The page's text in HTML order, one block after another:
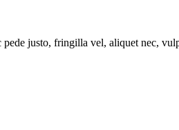
justo, fringilla vel, aliquet nec,